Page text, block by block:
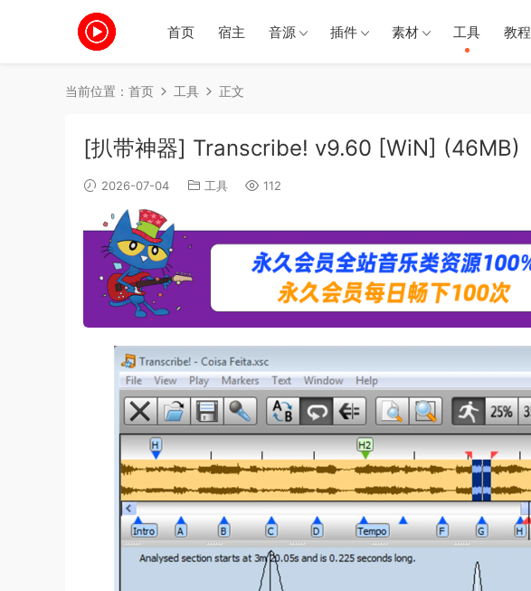
首页 宿主 音源 插件 素材 工具 教程
当前位置： 首页 工具 正文
[扒带神器] Transcribe! v9.60 [WiN] (46MB)
2026-07-04 工具 112